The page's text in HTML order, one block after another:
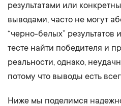
результатами или
выводами, часто не могут
“черно-белых” результатов
тесте найти победителя и
реальности, однако,
потому что выводы есть
Ниже мы поделимся